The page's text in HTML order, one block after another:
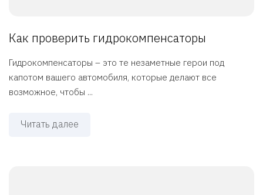
Как проверить гидрокомпенсаторы
Гидрокомпенсаторы – это те незаметные герои под
капотом вашего автомобиля, которые делают все
возможное, чтобы ...
Читать далее